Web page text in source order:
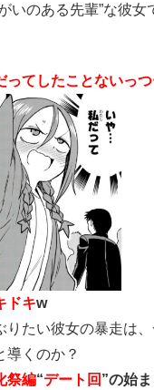
いのある先輩”な彼女
ってしたことないっ
ドキw
りたい彼女の暴走は
導くのか？
祭編“デート回 ”の始